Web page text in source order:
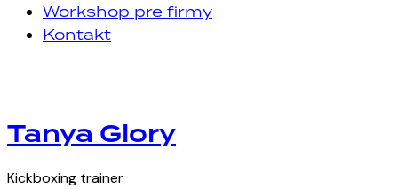
Workshop pre firmy
Kontakt
Tanya Glory
Kickboxing trainer